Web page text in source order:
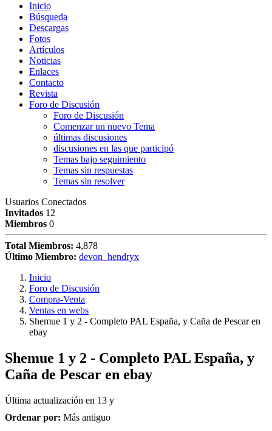
Inicio
Búsqueda
Descargas
Fotos
Artículos
Noticias
Enlaces
Contacto
Revista
Foro de Discusión
Foro de Discusión
Comenzar un nuevo Tema
últimas discusiones
discusiones en las que participó
Temas bajo seguimiento
Temas sin respuestas
Temas sin resolver
Usuarios Conectados
Invitados 12
Miembros 0
Total Miembros: 4,878
Último Miembro: devon_hendryx
Inicio
Foro de Discusión
Compra-Venta
Ventas en webs
Shemue 1 y 2 - Completo PAL España, y Caña de Pescar en
ebay
Shemue 1 y 2 - Completo PAL España, y
Caña de Pescar en ebay
Última actualización en 13 y
Ordenar por: Más antiguo